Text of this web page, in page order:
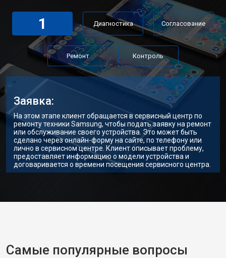
1 Диагностика Согласование
Ремонт Контроль
Заявка:
На этом этапе клиент обращается в сервисный центр по
ремонту техники Samsung, чтобы подать заявку на ремонт
или обслуживание своего устройства. Это может быть
сделано через онлайн-форму на сайте, по телефону или
лично в сервисном центре. Клиент описывает проблему,
предоставляет информацию о модели устройства и
договаривается о времени посещения сервисного центра.
Самые популярные вопросы